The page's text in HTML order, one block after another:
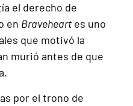
el derecho de
en Braveheart es uno
que motivó la
murió antes de que
por el trono de